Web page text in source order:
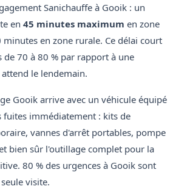
Sanichauffe à Gooik : un
en 45 minutes maximum en zone
minutes en zone rurale. Ce délai court
de 70 à 80 % par rapport à une
le lendemain.
Gooik arrive avec un véhicule équipé
fuites immédiatement : kits de
vannes d'arrêt portables, pompe
bien sûr l'outillage complet pour la
80 % des urgences à Gooik sont
visite.